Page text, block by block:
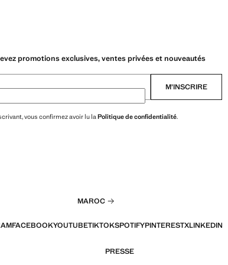
promotions exclusives, ventes privées et nouveautés
M’INSCRIRE
vous confirmez avoir lu laPolitique de confidentialité.
MAROC
FACEBOOKYOUTUBETIKTOKSPOTIFYPINTERESTXLINKEDIN
PRESSE